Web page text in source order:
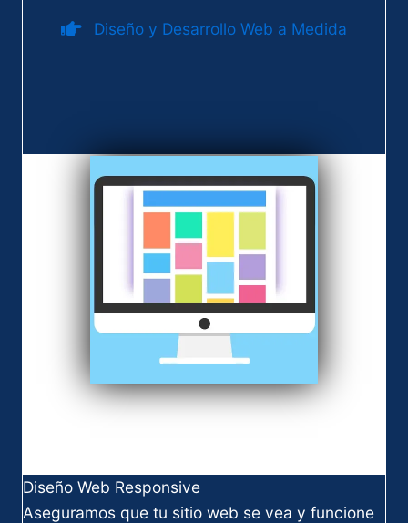
Diseño y Desarrollo Web a Medida
Diseño Web Responsive
Aseguramos que tu sitio web se vea y funcione